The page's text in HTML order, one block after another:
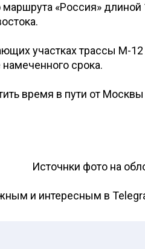
маршрута «Россия»
участках трассы М-12
срока.
время в пути от
Источнки фото на
и интересным в